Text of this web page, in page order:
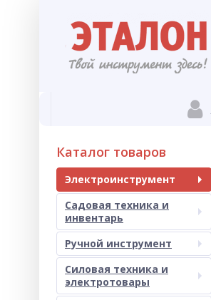
Каталог товаров
Электроинструмент
Садовая техника и
инвентарь
Ручной инструмент
Силовая техника и
электротовары